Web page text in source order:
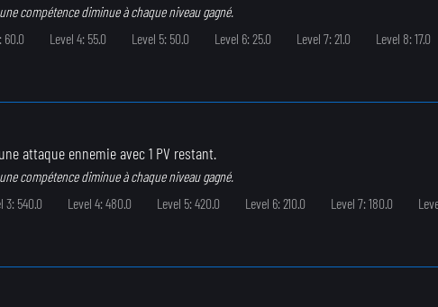
compétence diminue à chaque niveau gagné.
60.0 Level 4: 55.0 Level 5: 50.0 Level 6: 25.0 Level 7: 21.0 Level 8: 17.0
attaque ennemie avec 1 PV restant.
compétence diminue à chaque niveau gagné.
3: 540.0 Level 4: 480.0 Level 5: 420.0 Level 6: 210.0 Level 7: 180.0